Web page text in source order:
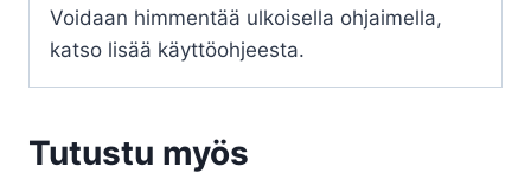
Voidaan himmentää ulkoisella ohjaimella,
katso lisää käyttöohjeesta.
Tutustu myös